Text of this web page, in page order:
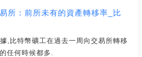
所：前所未有的資產轉移率_比
,比特幣礦工在過去一周向交易所轉移
任何時候都多.